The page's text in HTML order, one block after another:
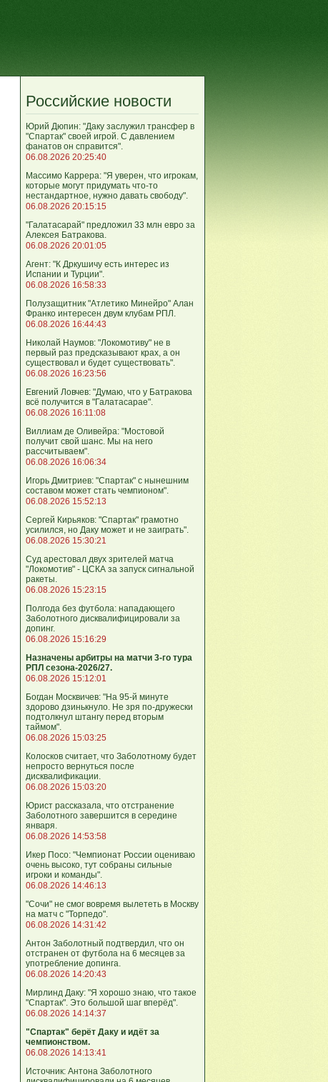
Российские новости
Юрий Дюпин: "Даку заслужил трансфер в
"Спартак" своей игрой. С давлением
фанатов он справится".
06.08.2026 20:25:40
Массимо Каррера: "Я уверен, что игрокам,
которые могут придумать что-то
нестандартное, нужно давать свободу".
06.08.2026 20:15:15
"Галатасарай" предложил 33 млн евро за
Алексея Батракова.
06.08.2026 20:01:05
Агент: "К Дркушичу есть интерес из
Испании и Турции".
06.08.2026 16:58:33
Полузащитник "Атлетико Минейро" Алан
Франко интересен двум клубам РПЛ.
06.08.2026 16:44:43
Николай Наумов: "Локомотиву" не в
первый раз предсказывают крах, а он
существовал и будет существовать".
06.08.2026 16:23:56
Евгений Ловчев: "Думаю, что у Батракова
всё получится в "Галатасарае".
06.08.2026 16:11:08
Виллиам де Оливейра: "Мостовой
получит свой шанс. Мы на него
рассчитываем".
06.08.2026 16:06:34
Игорь Дмитриев: "Спартак" с нынешним
составом может стать чемпионом".
06.08.2026 15:52:13
Сергей Кирьяков: "Спартак" грамотно
усилился, но Даку может и не заиграть".
06.08.2026 15:30:21
Суд арестовал двух зрителей матча
"Локомотив" - ЦСКА за запуск сигнальной
ракеты.
06.08.2026 15:23:15
Полгода без футбола: нападающего
Заболотного дисквалифицировали за
допинг.
06.08.2026 15:16:29
Назначены арбитры на матчи 3-го тура
РПЛ сезона-2026/27.
06.08.2026 15:12:01
Богдан Москвичев: "На 95‑й минуте
здорово дзинькнуло. Не зря по‑дружески
подтолкнул штангу перед вторым
таймом".
06.08.2026 15:03:25
Колосков считает, что Заболотному будет
непросто вернуться после
дисквалификации.
06.08.2026 15:03:20
Юрист рассказала, что отстранение
Заболотного завершится в середине
января.
06.08.2026 14:53:58
Икер Посо: "Чемпионат России оцениваю
очень высоко, тут собраны сильные
игроки и команды".
06.08.2026 14:46:13
"Сочи" не смог вовремя вылететь в Москву
на матч с "Торпедо".
06.08.2026 14:31:42
Антон Заболотный подтвердил, что он
отстранен от футбола на 6 месяцев за
употребление допинга.
06.08.2026 14:20:43
Мирлинд Даку: "Я хорошо знаю, что такое
"Спартак". Это большой шаг вперёд".
06.08.2026 14:14:37
"Спартак" берёт Даку и идёт за
чемпионством.
06.08.2026 14:13:41
Источник: Антона Заболотного